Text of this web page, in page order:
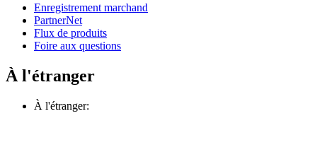
Enregistrement marchand
PartnerNet
Flux de produits
Foire aux questions
À l'étranger
À l'étranger: